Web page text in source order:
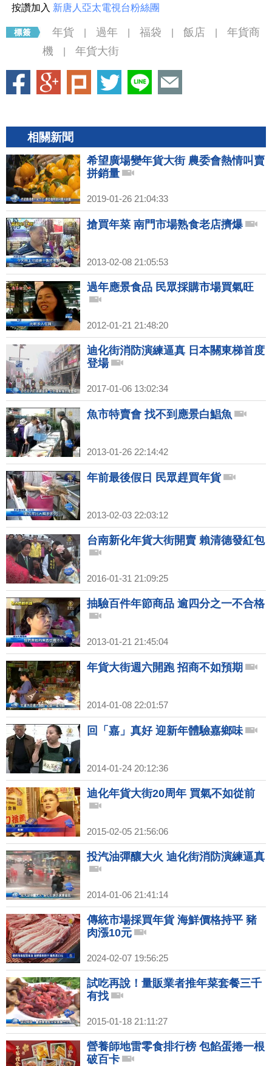
按讚加入 新唐人亞太電視台粉絲團
年貨 過年 福袋 飯店
年貨商
機
年貨大街
相關新聞
希望廣場變年貨大街 農委會熱情叫賣
拼銷量
2019-01-26 21:04:33
搶買年菜 南門市場熟食老店擠爆
2013-02-08 21:05:53
過年應景食品 民眾採購市場買氣旺
2012-01-21 21:48:20
迪化街消防演練逼真 日本關東梯首度
登場
2017-01-06 13:02:34
魚市特賣會 找不到應景白鯧魚
2013-01-26 22:14:42
年前最後假日 民眾趕買年貨
2013-02-03 22:03:12
台南新化年貨大街開賣 賴清德發紅包
2016-01-31 21:09:25
抽驗百件年節商品 逾四分之一不合格
2013-01-21 21:45:04
年貨大街週六開跑 招商不如預期
2014-01-08 22:01:57
回「嘉」真好 迎新年體驗嘉鄉味
2014-01-24 20:12:36
迪化年貨大街20周年 買氣不如從前
2015-02-05 21:56:06
投汽油彈釀大火 迪化街消防演練逼真
2014-01-06 21:41:14
傳統市場採買年貨 海鮮價格持平 豬
肉漲10元
2024-02-07 19:56:25
試吃再說！量販業者推年菜套餐三千
有找
2015-01-18 21:11:27
營養師地雷零食排行榜 包餡蛋捲一根
破百卡